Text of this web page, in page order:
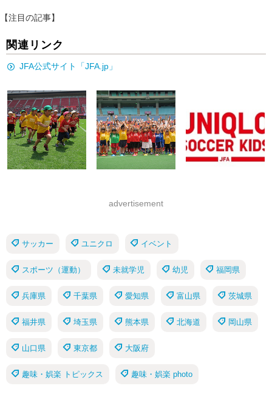
【注目の記事】
関連リンク
JFA公式サイト「JFA.jp」
advertisement
サッカー ユニクロ イベント
スポーツ（運動） 未就学児 幼児 福岡県
兵庫県 千葉県 愛知県 富山県 茨城県
福井県 埼玉県 熊本県 北海道 岡山県
山口県 東京都 大阪府
趣味・娯楽 トピックス 趣味・娯楽 photo